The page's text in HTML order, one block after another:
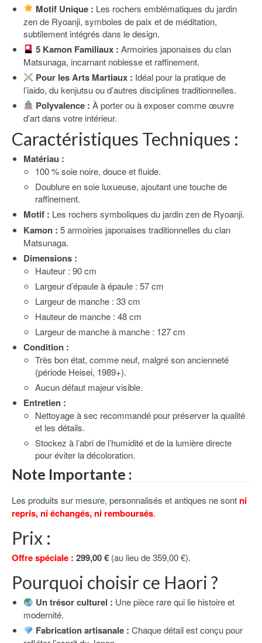
Motif Unique : Les rochers emblématiques du jardin
zen de Ryoanji, symboles de paix et de méditation,
subtilement intégrés dans le design.
5 Kamon Familiaux : Armoiries japonaises du clan
Matsunaga, incarnant noblesse et raffinement.
Pour les Arts Martiaux : Idéal pour la pratique de
l’iaido, du kenjutsu ou d’autres disciplines traditionnelles.
Polyvalence : À porter ou à exposer comme œuvre
d’art dans votre intérieur.
Caractéristiques Techniques :
Matériau :
100 % soie noire, douce et fluide.
Doublure en soie luxueuse, ajoutant une touche de
raffinement.
Motif : Les rochers symboliques du jardin zen de Ryoanji.
Kamon : 5 armoiries japonaises traditionnelles du clan
Matsunaga.
Dimensions :
Hauteur : 90 cm
Largeur d’épaule à épaule : 57 cm
Largeur de manche : 33 cm
Hauteur de manche : 48 cm
Largeur de manche à manche : 127 cm
Condition :
Très bon état, comme neuf, malgré son ancienneté
(période Heisei, 1989+).
Aucun défaut majeur visible.
Entretien :
Nettoyage à sec recommandé pour préserver la qualité
et les détails.
Stockez à l’abri de l’humidité et de la lumière directe
pour éviter la décoloration.
Note Importante :
Les produits sur mesure, personnalisés et antiques ne sont ni
repris, ni échangés, ni remboursés.
Prix :
Offre spéciale : 299,00 € (au lieu de 359,00 €).
Pourquoi choisir ce Haori ?
Un trésor culturel : Une pièce rare qui lie histoire et
modernité.
Fabrication artisanale : Chaque détail est conçu pour